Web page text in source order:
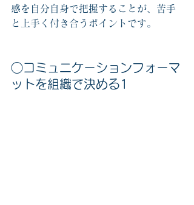
感を自分自身で把握することが、苦手
と上手く付き合うポイントです。
◯コミュニケーションフォーマ
ットを組織で決める1